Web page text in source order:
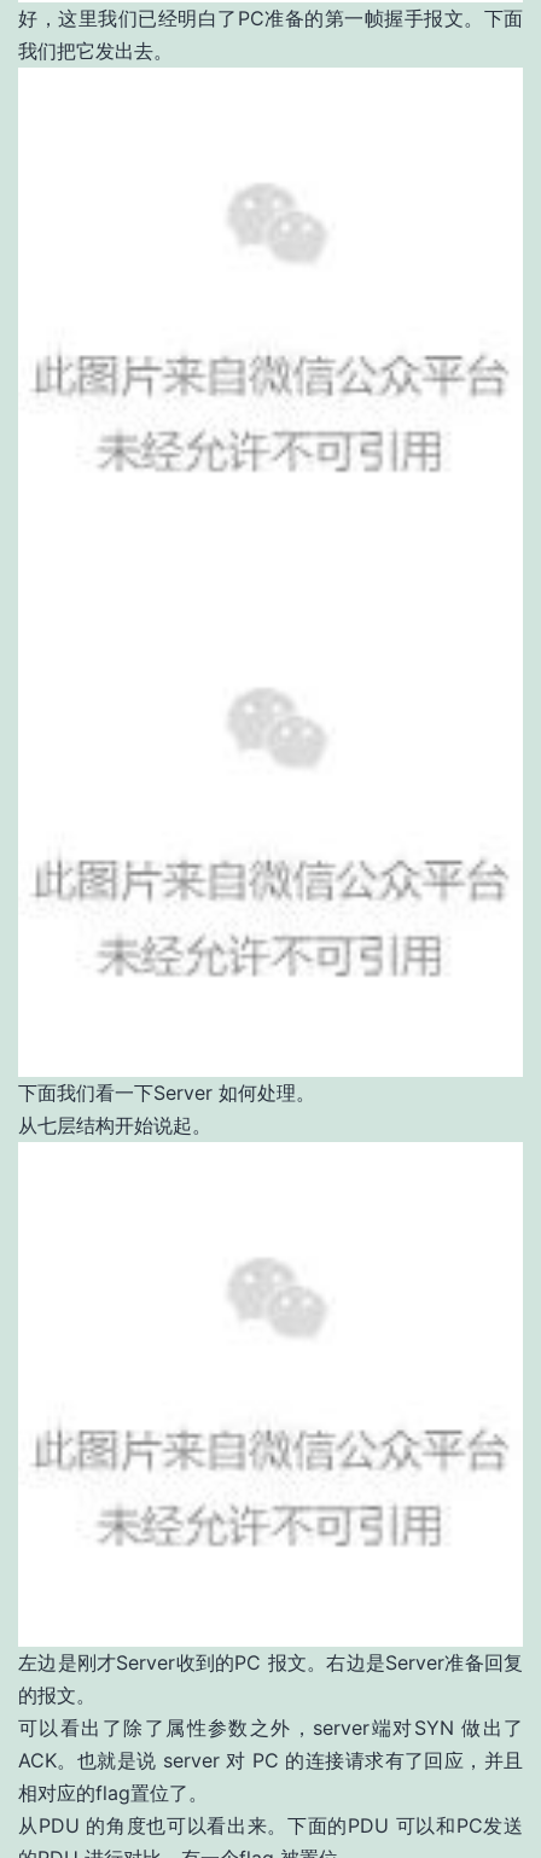
好，这里我们已经明白了PC准备的第一帧握手报文。下面
我们把它发出去。
下面我们看一下Server 如何处理。
从七层结构开始说起。
左边是刚才Server收到的PC 报文。右边是Server准备回复
的报文。
可以看出了除了属性参数之外，server端对SYN 做出了
ACK。也就是说 server 对 PC 的连接请求有了回应，并且
相对应的flag置位了。
从PDU 的角度也可以看出来。下面的PDU 可以和PC发送